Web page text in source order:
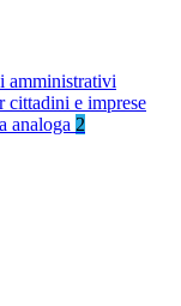
amministrativi
cittadini e imprese
analoga 2